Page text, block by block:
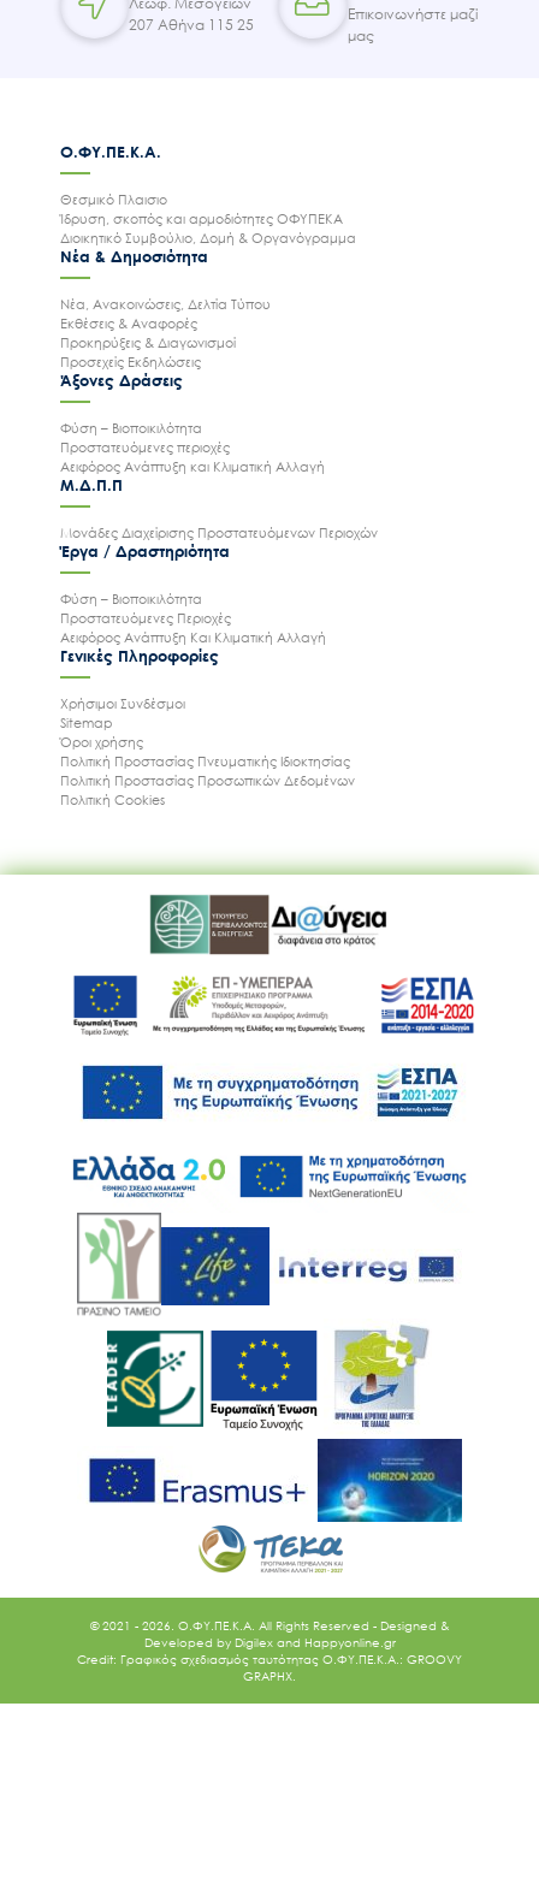
207 Αθήνα 115 25
Επικοινωνήστε μαζί
μας
Ο.ΦΥ.ΠΕ.Κ.Α.
Θεσμικό Πλαισιο
Ίδρυση, σκοπός και αρμοδιότητες ΟΦΥΠΕΚΑ
Διοικητικό Συμβούλιο, Δομή & Οργανόγραμμα
Νέα & Δημοσιότητα
Νέα, Ανακοινώσεις, Δελτία Τύπου
Εκθέσεις & Αναφορές
Προκηρύξεις & Διαγωνισμοί
Προσεχείς Εκδηλώσεις
Άξονες Δράσεις
Φύση – Βιοποικιλότητα
Προστατευόμενες περιοχές
Αειφόρος Ανάπτυξη και Κλιματική Αλλαγή
Μ.Δ.Π.Π
Μονάδες Διαχείρισης Προστατευόμενων Περιοχών
Έργα / Δραστηριότητα
Φύση – Βιοποικιλότητα
Προστατευόμενες Περιοχές
Αειφόρος Ανάπτυξη Και Κλιματική Αλλαγή
Γενικές Πληροφορίες
Χρήσιμοι Συνδέσμοι
Sitemap
Όροι χρήσης
Πολιτική Προστασίας Πνευματικής Ιδιοκτησίας
Πολιτική Προστασίας Προσωπικών Δεδομένων
Πολιτική Cookies
© 2021 - 2026. O.ΦΥ.ΠΕ.Κ.Α. All Rights Reserved - Designed &
Developed by Digilex and Happyonline.gr
Credit: Γραφικός σχεδιασμός ταυτότητας Ο.ΦΥ.ΠΕ.Κ.Α.: GROOVY
GRAPHX.